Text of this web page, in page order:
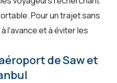
Pour un trajet sans
l'avance et à éviter les
de Saw et